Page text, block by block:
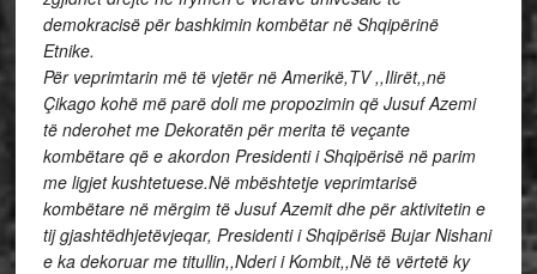
demokracisë për bashkimin kombëtar në Shqipërinë
Etnike.
Për veprimtarin më të vjetër në Amerikë,TV ,,Ilirët,,në
Çikago kohë më parë doli me propozimin që Jusuf Azemi
të nderohet me Dekoratën për merita të veçante
kombëtare që e akordon Presidenti i Shqipërisë në parim
me ligjet kushtetuese.Në mbështetje veprimtarisë
kombëtare në mërgim të Jusuf Azemit dhe për aktivitetin e
tij gjashtëdhjetëvjeqar, Presidenti i Shqipërisë Bujar Nishani
e ka dekoruar me titullin,,Nderi i Kombit,,Në të vërtetë ky